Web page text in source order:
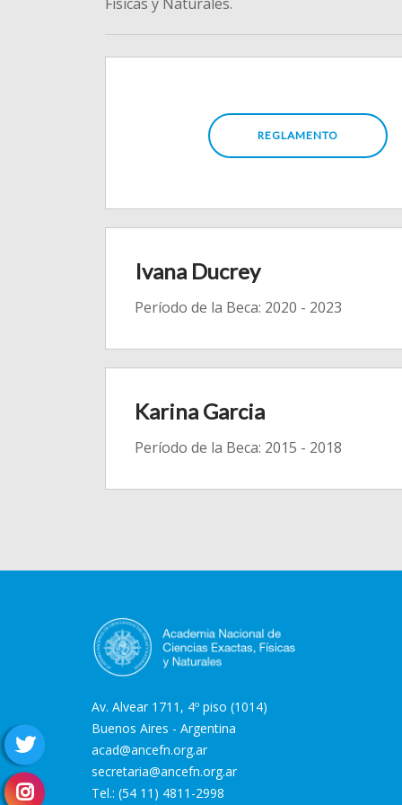
REGLAMENTO
Ivana Ducrey
Período de la Beca: 2020 - 2023
Karina Garcia
Período de la Beca: 2015 - 2018
Av. Alvear 1711, 4º piso (1014)
Buenos Aires - Argentina
acad@ancefn.org.ar
secretaria@ancefn.org.ar
Tel.: (54 11) 4811-2998